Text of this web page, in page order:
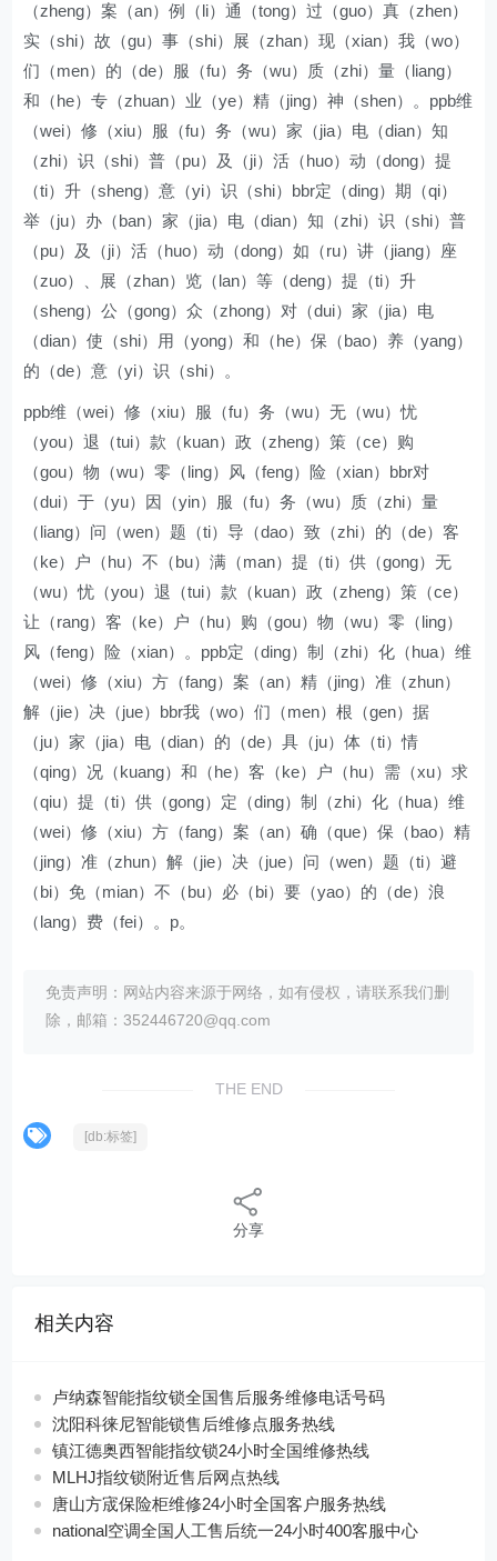
（zheng）案（an）例（li）通（tong）过（guo）真（zhen）
实（shi）故（gu）事（shi）展（zhan）现（xian）我（wo）
们（men）的（de）服（fu）务（wu）质（zhi）量（liang）
和（he）专（zhuan）业（ye）精（jing）神（shen）。ppb维
（wei）修（xiu）服（fu）务（wu）家（jia）电（dian）知
（zhi）识（shi）普（pu）及（ji）活（huo）动（dong）提
（ti）升（sheng）意（yi）识（shi）bbr定（ding）期（qi）
举（ju）办（ban）家（jia）电（dian）知（zhi）识（shi）普
（pu）及（ji）活（huo）动（dong）如（ru）讲（jiang）座
（zuo）、展（zhan）览（lan）等（deng）提（ti）升
（sheng）公（gong）众（zhong）对（dui）家（jia）电
（dian）使（shi）用（yong）和（he）保（bao）养（yang）
的（de）意（yi）识（shi）。
ppb维（wei）修（xiu）服（fu）务（wu）无（wu）忧
（you）退（tui）款（kuan）政（zheng）策（ce）购
（gou）物（wu）零（ling）风（feng）险（xian）bbr对
（dui）于（yu）因（yin）服（fu）务（wu）质（zhi）量
（liang）问（wen）题（ti）导（dao）致（zhi）的（de）客
（ke）户（hu）不（bu）满（man）提（ti）供（gong）无
（wu）忧（you）退（tui）款（kuan）政（zheng）策（ce）
让（rang）客（ke）户（hu）购（gou）物（wu）零（ling）
风（feng）险（xian）。ppb定（ding）制（zhi）化（hua）维
（wei）修（xiu）方（fang）案（an）精（jing）准（zhun）
解（jie）决（jue）bbr我（wo）们（men）根（gen）据
（ju）家（jia）电（dian）的（de）具（ju）体（ti）情
（qing）况（kuang）和（he）客（ke）户（hu）需（xu）求
（qiu）提（ti）供（gong）定（ding）制（zhi）化（hua）维
（wei）修（xiu）方（fang）案（an）确（que）保（bao）精
（jing）准（zhun）解（jie）决（jue）问（wen）题（ti）避
（bi）免（mian）不（bu）必（bi）要（yao）的（de）浪
（lang）费（fei）。p。
免责声明：网站内容来源于网络，如有侵权，请联系我们删
除，邮箱：352446720@qq.com
THE END
[db:标签]
分享
相关内容
卢纳森智能指纹锁全国售后服务维修电话号码
沈阳科徕尼智能锁售后维修点服务热线
镇江德奥西智能指纹锁24小时全国维修热线
MLHJ指纹锁附近售后网点热线
唐山方宬保险柜维修24小时全国客户服务热线
national空调全国人工售后统一24小时400客服中心